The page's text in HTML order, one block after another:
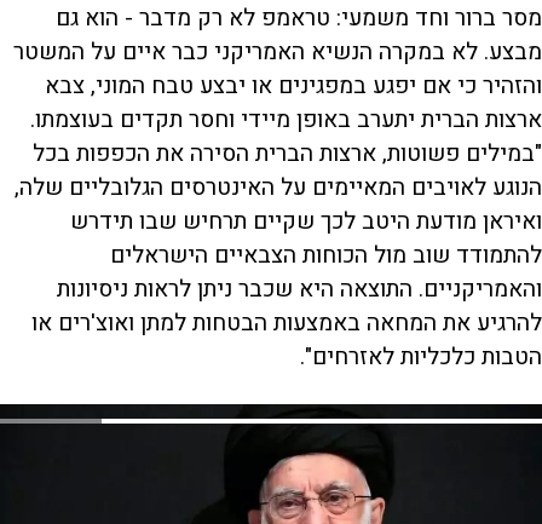
מסר ברור וחד משמעי: טראמפ לא רק מדבר - הוא גם
מבצע. לא במקרה הנשיא האמריקני כבר איים על המשטר
והזהיר כי אם יפגע במפגינים או יבצע טבח המוני, צבא
ארצות הברית יתערב באופן מיידי וחסר תקדים בעוצמתו.
"במילים פשוטות, ארצות הברית הסירה את הכפפות בכל
הנוגע לאויבים המאיימים על האינטרסים הגלובליים שלה,
ואיראן מודעת היטב לכך שקיים תרחיש שבו תידרש
להתמודד שוב מול הכוחות הצבאיים הישראלים
והאמריקניים. התוצאה היא שכבר ניתן לראות ניסיונות
להרגיע את המחאה באמצעות הבטחות למתן ואוצ'רים או
הטבות כלכליות לאזרחים".